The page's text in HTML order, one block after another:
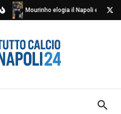
Mourinho elogia il Napoli e critica